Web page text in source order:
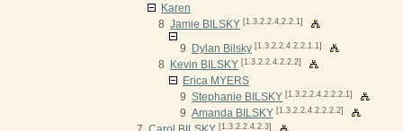
Karen
8 Jamie BILSKY [1.3.2.2.4.2.2.1]
9 Dylan Bilsky [1.3.2.2.4.2.2.1.1]
8 Kevin BILSKY [1.3.2.2.4.2.2.2]
Erica MYERS
9 Stephanie BILSKY [1.3.2.2.4.2.2.2.1]
9 Amanda BILSKY [1.3.2.2.4.2.2.2.2]
[1.3.2.2.4.2.3]